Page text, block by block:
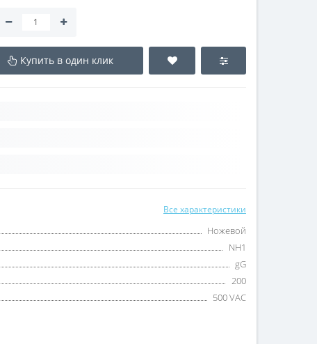
Купить в один клик
Все характеристики
Ножевой
NH1
gG
200
500 VAC